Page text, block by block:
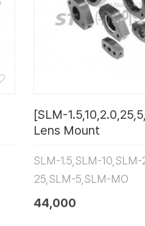
[SLM-
Lens Mount
SLM-1.5,SLM-
25,SLM-5,SLM-MO
44,000